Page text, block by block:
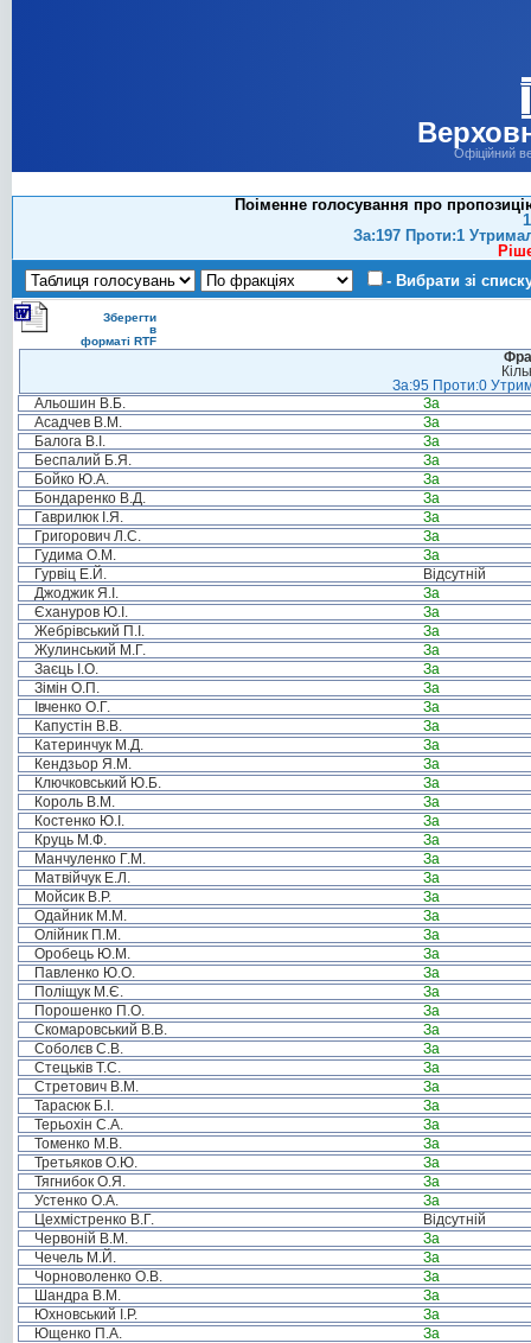
Офіційний
Поіменне голосування про
За:197 Проти:1
- Вибрати зі
Зберегти
в
форматі RTF
За:95 Проти:0
Альошин В.Б.
За
Асадчев В.М.
За
Балога В.І.
За
Беспалий Б.Я.
За
Бойко Ю.А.
За
Бондаренко В.Д.
За
Гаврилюк І.Я.
За
Григорович Л.С.
За
Гудима О.М.
За
Гурвіц Е.Й.
Відсутній
Джоджик Я.І.
За
Єхануров Ю.І.
За
Жебрівський П.І.
За
Жулинський М.Г.
За
Заєць І.О.
За
Зімін О.П.
За
Івченко О.Г.
За
Капустін В.В.
За
Катеринчук М.Д.
За
Кендзьор Я.М.
За
Ключковський Ю.Б.
За
Король В.М.
За
Костенко Ю.І.
За
Круць М.Ф.
За
Манчуленко Г.М.
За
Матвійчук Е.Л.
За
Мойсик В.Р.
За
Одайник М.М.
За
Олійник П.М.
За
Оробець Ю.М.
За
Павленко Ю.О.
За
Поліщук М.Є.
За
Порошенко П.О.
За
Скомаровський В.В.
За
Соболєв С.В.
За
Стецьків Т.С.
За
Стретович В.М.
За
Тарасюк Б.І.
За
Терьохін С.А.
За
Томенко М.В.
За
Третьяков О.Ю.
За
Тягнибок О.Я.
За
Устенко О.А.
За
Цехмістренко В.Г.
Відсутній
Червоній В.М.
За
Чечель М.Й.
За
Чорноволенко О.В.
За
Шандра В.М.
За
Юхновський І.Р.
За
Ющенко П.А.
За